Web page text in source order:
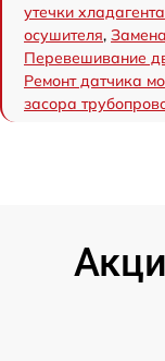
утечки хладагента
осушителя,
Перевешивание
Ремонт датчика
засора